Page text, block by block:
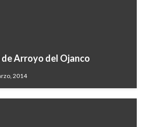
Arroyo del Ojanco
2014